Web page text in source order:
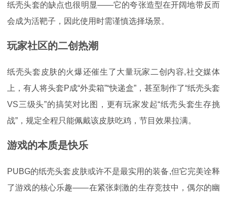
纸壳头套的缺点也很明显——它的夸张造型在开阔地带反而
会成为活靶子，因此使用时需谨慎选择场景。
玩家社区的二创热潮
纸壳头套皮肤的火爆还催生了大量玩家二创内容,社交媒体
上，有人将头套P成“外卖箱”“快递盒”，甚至制作了“纸壳头套
VS三级头”的搞笑对比图，更有玩家发起“纸壳头套生存挑
战”，规定全程只能佩戴该皮肤吃鸡，节目效果拉满。
游戏的本质是快乐
PUBG的纸壳头套皮肤或许不是最实用的装备,但它完美诠释
了游戏的核心乐趣——在紧张刺激的生存竞技中，偶尔的幽